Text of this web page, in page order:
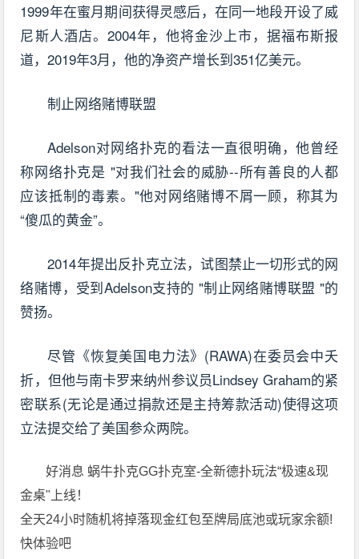
1999年在蜜月期间获得灵感后，在同一地段开设了威
尼斯人酒店。2004年，他将金沙上市，据福布斯报
道，2019年3月，他的净资产增长到351亿美元。
制止网络赌博联盟
Adelson对网络扑克的看法一直很明确，他曾经
称网络扑克是 "对我们社会的威胁--所有善良的人都
应该抵制的毒素。"他对网络赌博不屑一顾，称其为
“傻瓜的黄金”。
2014年提出反扑克立法，试图禁止一切形式的网
络赌博，受到Adelson支持的 "制止网络赌博联盟 "的
赞扬。
尽管《恢复美国电力法》(RAWA)在委员会中夭
折，但他与南卡罗来纳州参议员Lindsey Graham的紧
密联系(无论是通过捐款还是主持筹款活动)使得这项
立法提交给了美国参众两院。
好消息 蜗牛扑克GG扑克室-全新德扑玩法“极速&现
金桌"上线！
全天24小时随机将掉落现金红包至牌局底池或玩家余额!
快体验吧